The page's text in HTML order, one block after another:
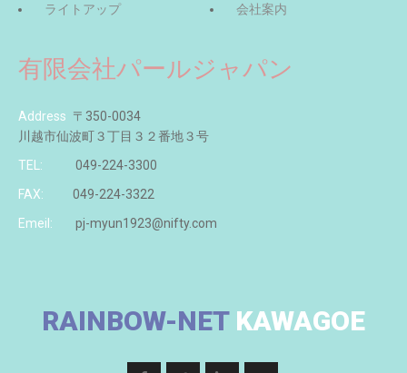
ライトアップ 会社案内
有限会社パールジャパン
Address 〒350-0034
川越市仙波町３丁目３２番地３号
TEL:
049-224-3300
FAX:
049-224-3322
Emeil:
pj-myun1923@nifty.com
RAINBOW-NETKAWAGOE